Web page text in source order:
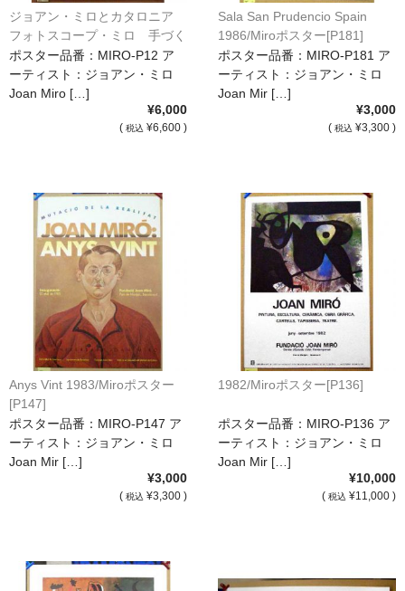
ジョアン・ミロとカタロニア
フォトスコープ・ミロ 手づく
り諺/Miroポスター[P12]
ポスター品番：MIRO-P12 ア
ーティスト：ジョアン・ミロ
Joan Miro […]
¥6,000
( 税込 ¥6,600 )
Sala San Prudencio Spain
1986/Miroポスター[P181]
ポスター品番：MIRO-P181 ア
ーティスト：ジョアン・ミロ
Joan Mir […]
¥3,000
( 税込 ¥3,300 )
Anys Vint 1983/Miroポスター
[P147]
ポスター品番：MIRO-P147 ア
ーティスト：ジョアン・ミロ
Joan Mir […]
¥3,000
( 税込 ¥3,300 )
1982/Miroポスター[P136]
ポスター品番：MIRO-P136 ア
ーティスト：ジョアン・ミロ
Joan Mir […]
¥10,000
( 税込 ¥11,000 )